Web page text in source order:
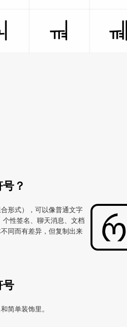
ㆊ
ㆋ
？
形式），可以像普通文字
性签名、聊天消息、文档
同而有差异，但复制出来
简单装饰里。